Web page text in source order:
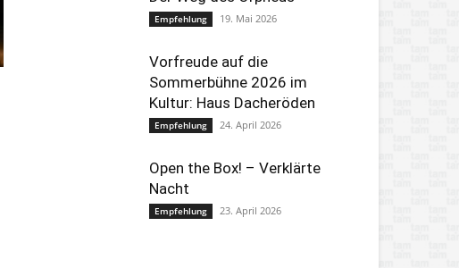
Empfehlung 19. Mai 2026
Vorfreude auf die
Sommerbühne 2026 im
Kultur: Haus Dacheröden
Empfehlung 24. April 2026
Open the Box! – Verklärte
Nacht
Empfehlung 23. April 2026